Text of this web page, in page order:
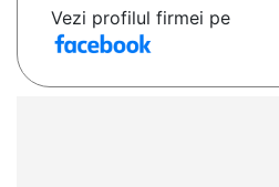
Vezi profilul firmei pe